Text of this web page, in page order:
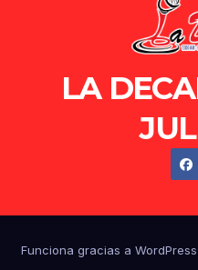
LA
Funciona gracias a WordPress